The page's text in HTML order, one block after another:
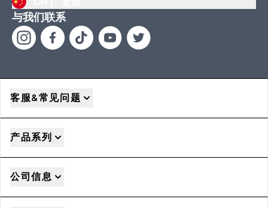
与我们联系
客服&常见问题
产品系列
公司信息